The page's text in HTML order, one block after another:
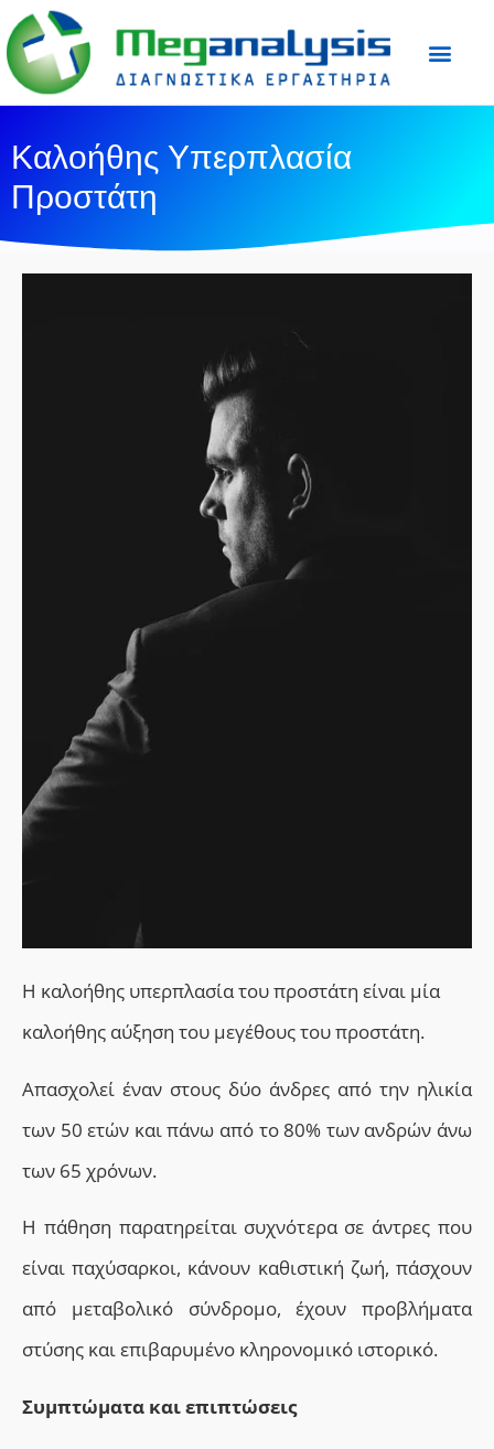
Καλοήθης Υπερπλασία
Προστάτη
Η καλοήθης υπερπλασία του προστάτη είναι μία
καλοήθης αύξηση του μεγέθους του προστάτη.
Απασχολεί έναν στους δύο άνδρες από την ηλικία
των 50 ετών και πάνω από το 80% των ανδρών άνω
των 65 χρόνων.
Η πάθηση παρατηρείται συχνότερα σε άντρες που
είναι παχύσαρκοι, κάνουν καθιστική ζωή, πάσχουν
από μεταβολικό σύνδρομο, έχουν προβλήματα
στύσης και επιβαρυμένο κληρονομικό ιστορικό.
Συμπτώματα και επιπτώσεις